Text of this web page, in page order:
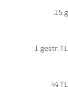
15 g
1 gestr. TL
¼ TL